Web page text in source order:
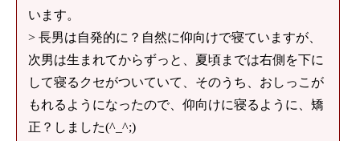
います。
> 長男は自発的に？自然に仰向けで寝ていますが、
次男は生まれてからずっと、夏頃までは右側を下に
して寝るクセがついていて、そのうち、おしっこが
もれるようになったので、仰向けに寝るように、矯
正？しました(^_^;)